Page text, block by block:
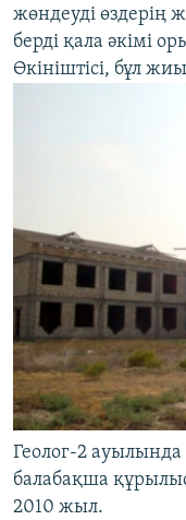
жөндеуді өздерің
берді қала әкімі
Өкініштісі, бұл
Геолог-2
балабақша
2010 жыл.